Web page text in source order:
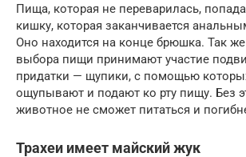
Пища, которая не переварилась,
кишку, которая заканчивается
Оно находится на конце брюшка. Так
выбора пищи принимают участие
придатки — щупики, с помощью
ощупывают и подают ко рту пищу. Без
животное не сможет питаться и
Трахеи имеет майский жук